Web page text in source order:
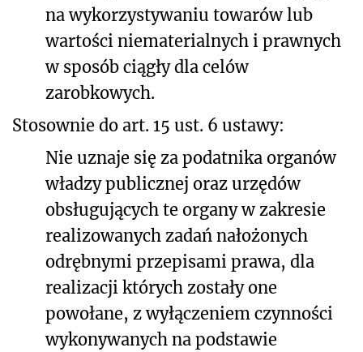
na wykorzystywaniu towarów lub
wartości niematerialnych i prawnych
w sposób ciągły dla celów
zarobkowych.
Stosownie do art. 15 ust. 6 ustawy:
Nie uznaje się za podatnika organów
władzy publicznej oraz urzędów
obsługujących te organy w zakresie
realizowanych zadań nałożonych
odrębnymi przepisami prawa, dla
realizacji których zostały one
powołane, z wyłączeniem czynności
wykonywanych na podstawie